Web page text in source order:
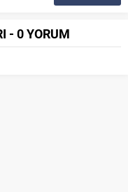
- 0 YORUM